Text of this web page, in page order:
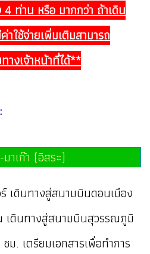
ท่าน หรือ มากกว่า ถ้าเดิน
ใช้จ่ายเพิ่มเติมสามารถ
างเจ้าหน้าที่ได้**
:
ก๊า (อิสระ)
เดินทางสู่สนามบินดอนเมือง
เดินทางสู่สนามบินสุวรรณภูมิ
ม. เตรียมเอกสารเพื่อทำการ